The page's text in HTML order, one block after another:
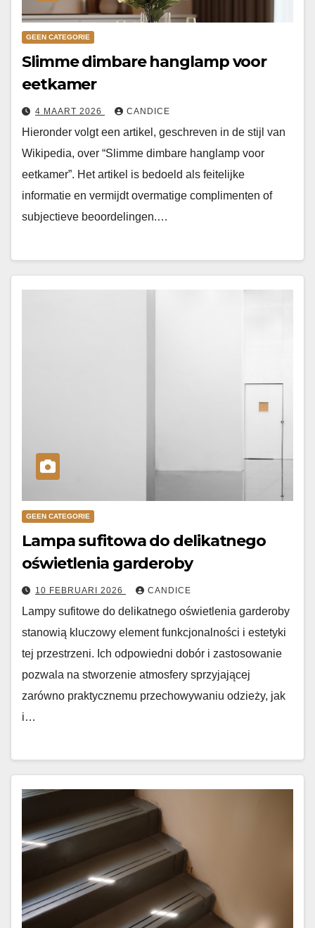
GEEN CATEGORIE
Slimme dimbare hanglamp voor
eetkamer
4 MAART 2026 CANDICE
Hieronder volgt een artikel, geschreven in de stijl van
Wikipedia, over “Slimme dimbare hanglamp voor
eetkamer”. Het artikel is bedoeld als feitelijke
informatie en vermijdt overmatige complimenten of
subjectieve beoordelingen.…
GEEN CATEGORIE
Lampa sufitowa do delikatnego
oświetlenia garderoby
10 FEBRUARI 2026 CANDICE
Lampy sufitowe do delikatnego oświetlenia garderoby
stanowią kluczowy element funkcjonalności i estetyki
tej przestrzeni. Ich odpowiedni dobór i zastosowanie
pozwala na stworzenie atmosfery sprzyjającej
zarówno praktycznemu przechowywaniu odzieży, jak
i…